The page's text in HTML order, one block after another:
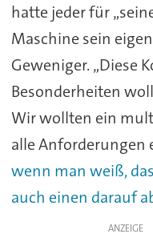
hatte jeder für
Maschine sein
Geweniger. „Diese
Besonderheiten
Wir wollten ein
alle Anforderungen
wenn man weiß,
auch einen darauf
ANZEIGE